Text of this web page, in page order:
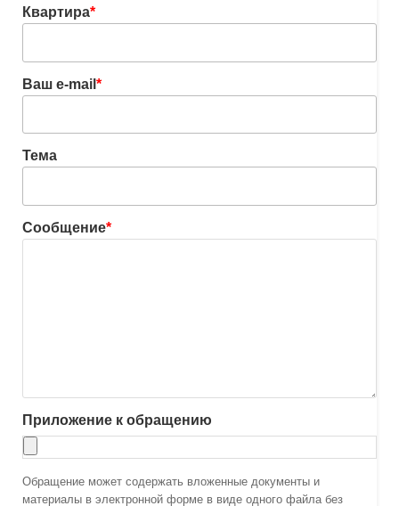
Квартира*
Ваш e-mail *
Тема
Сообщение*
Приложение к обращению
Обращение может содержать вложенные документы и
материалы в электронной форме в виде одного файла без